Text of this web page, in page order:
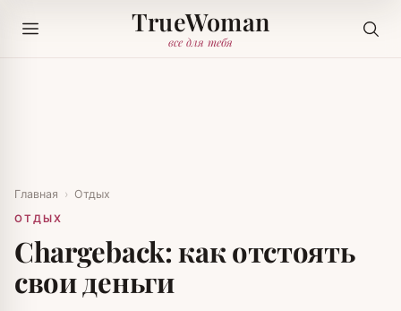
TrueWoman
все для тебя
Главная › Отдых
ОТДЫХ
Chargeback: как отстоять
свои деньги